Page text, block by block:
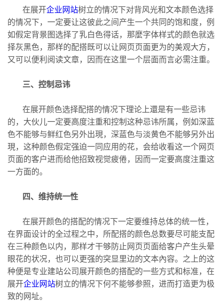
在展开企业网站树立的情况下对背风光和文本颜色选择
的情况下，一定要让这彼此之间产生一个共同的饱和度，例
如假定背景图选择了乳白色得话，那麼字体样式的颜色就选
择灰黑色，那样的配搭既可以让网页页面更为的美观大方，
又可以便利阅读文章，因而在这里一个层面而言必需注重。
三、控制忌讳
在展开颜色选择配搭的情况下理论上還是有一些忌讳
的，大伙儿一定要高度注重和控制这种忌讳所属，例如深蓝
色不能够与鲜红色另外出現，深蓝色与淡黄色不能够另外出
現，这种颜色假定强迫一同应用的花，会给收看这一个网页
页面的客户进而给他招致视觉疲倦，因而一定要高度注重这
一方面的。
四、维持统一性
在展开颜色的搭配的情况下一定要维持总体的统一性，
在界面设计的全过程之中，所配搭的颜色总数要尽可能支配
在三种颜色以内，那样才干够防止网页页面给客户产生头晕
眼花的状况，也可以更强的突显里边的文本內容。之上的这
种便是专业建站公司展开颜色的搭配的一些方式和标准，在
展开企业网站树立的情况下何不能够参照，进而打造更为极
致的网址。